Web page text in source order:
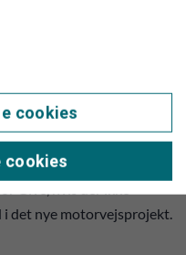
Thomas Danielsen
i det nye motorvejsprojekt.
cookies
cookies